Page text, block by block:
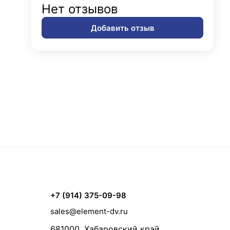
Нет отзывов
Добавить отзыв
+7 (914) 375-09-98
sales@element-dv.ru